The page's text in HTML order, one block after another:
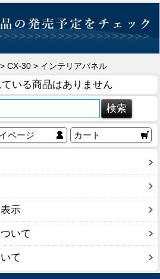
> CX-30 > インテリアパネル
いる商品はありません
ページ カート
示
いて
て